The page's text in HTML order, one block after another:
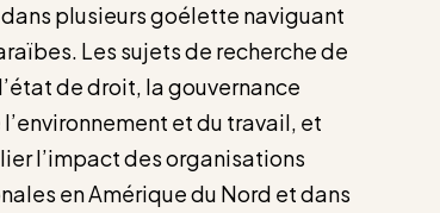
plusieurs goélette naviguant
Les sujets de recherche de
de droit, la gouvernance
et du travail, et
l’impact des organisations
en Amérique du Nord et dans